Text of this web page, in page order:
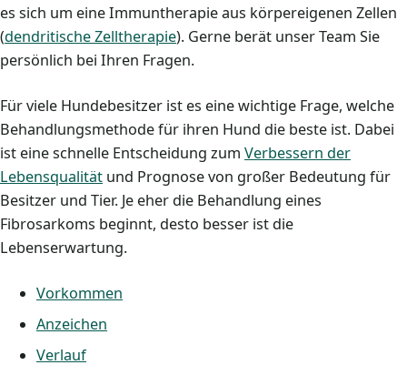
es sich um eine Immuntherapie aus körpereigenen Zellen
(dendritische Zelltherapie). Gerne berät unser Team Sie
persönlich bei Ihren Fragen.
Für viele Hundebesitzer ist es eine wichtige Frage, welche
Behandlungsmethode für ihren Hund die beste ist. Dabei
ist eine schnelle Entscheidung zum Verbessern der
Lebensqualität und Prognose von großer Bedeutung für
Besitzer und Tier. Je eher die Behandlung eines
Fibrosarkoms beginnt, desto besser ist die
Lebenserwartung.
Vorkommen
Anzeichen
Verlauf